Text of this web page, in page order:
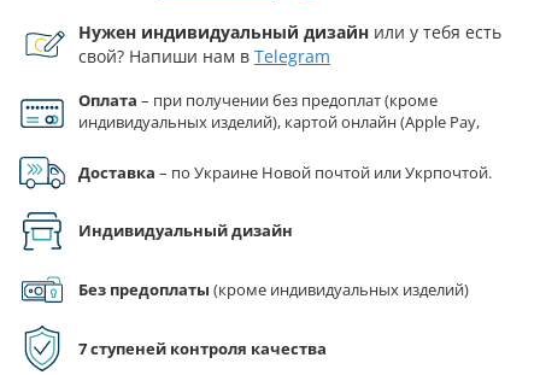
Флаг
3
отдельной
штурмовой
(3
ВСУ
Нужен индивидуальный дизайн или у тебя есть
свой? Напиши нам в Telegram
Оплата – при получении без предоплат (кроме
индивидуальных изделий), картой онлайн (Apple Pay,
Доставка – по Украине Новой почтой или Укрпочтой.
Индивидуальный дизайн
Без предоплаты (кроме индивидуальных изделий)
7 ступеней контроля качества